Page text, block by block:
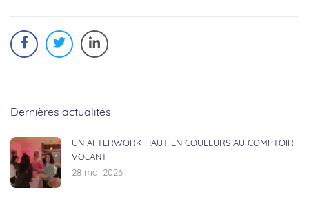
Dernières actualités
UN AFTERWORK HAUT EN COULEURS AU COMPTOIR
VOLANT
28 mai 2026